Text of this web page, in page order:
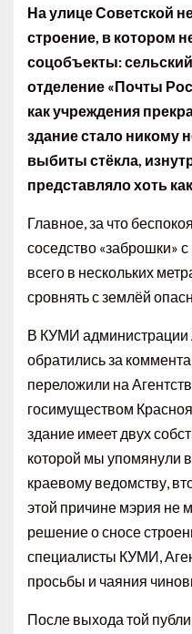
На улице Советской
строение, в котором
соцобъекты:
отделение «Почты
как учреждения
здание стало никому
выбиты стёкла,
представляло хоть
Главное, за что
соседство «заброшки»
всего в нескольких
сровнять с землёй
В КУМИ администрации
обратились за
переложили на
госимуществом
здание имеет двух
которой мы упомянули
краевому ведомству,
этой причине мэрия не
решение о сносе
специалисты КУМИ,
просьбы и чаяния
После выхода той